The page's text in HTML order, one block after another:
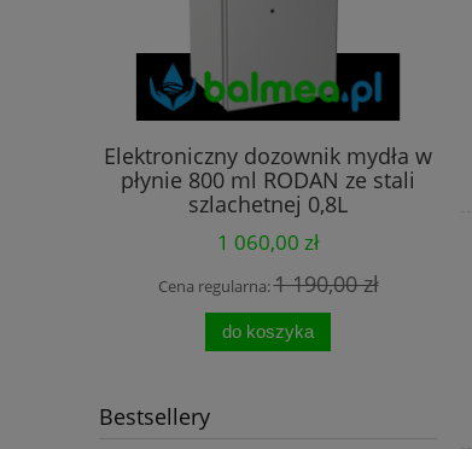
Elektroniczny dozownik mydła w
płynie 800 ml RODAN ze stali
szlachetnej 0,8L
1 060,00 zł
Cena regularna:1 190,00 zł
do koszyka
Bestsellery